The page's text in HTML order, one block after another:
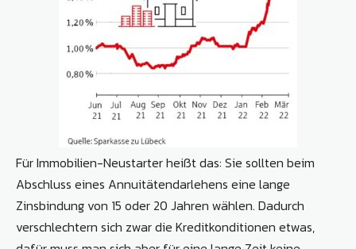
Für Immobilien-Neustarter heißt das: Sie sollten beim
Abschluss eines Annuitätendarlehens eine lange
Zinsbindung von 15 oder 20 Jahren wählen. Dadurch
verschlechtern sich zwar die Kreditkonditionen etwas,